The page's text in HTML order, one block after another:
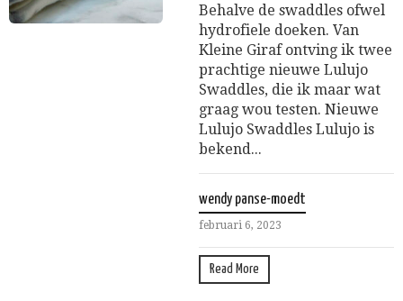
Behalve de swaddles ofwel
hydrofiele doeken. Van
Kleine Giraf ontving ik twee
prachtige nieuwe Lulujo
Swaddles, die ik maar wat
graag wou testen. Nieuwe
Lulujo Swaddles Lulujo is
bekend...
wendy panse-moedt
februari 6, 2023
Read More